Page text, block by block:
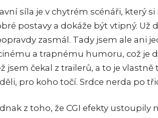
síla je v chytrém scénáři, který
postavy a dokáže být vtipný. Už
zasmál. Tady jsem ale ani
a trapnému humoru, což je
jsem čekal z trailerů, a to je
pro koho točí. Srdce nerda po
z toho, že CGI efekty ustoupily